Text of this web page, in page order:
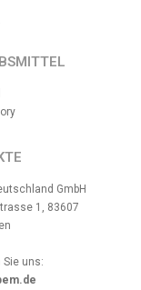
GmbH
1, 83607
Sie uns: